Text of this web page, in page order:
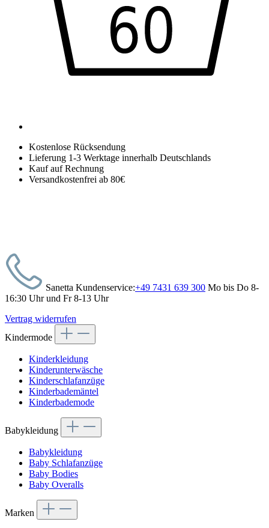
Kostenlose Rücksendung
Lieferung 1-3 Werktage innerhalb Deutschlands
Kauf auf Rechnung
Versandkostenfrei ab 80€
Sanetta Kundenservice:+49 7431 639 300 Mo bis Do 8-
16:30 Uhr und Fr 8-13 Uhr
Vertrag widerrufen
Kindermode
Kinderkleidung
Kinderunterwäsche
Kinderschlafanzüge
Kinderbademäntel
Kinderbademode
Babykleidung
Babykleidung
Baby Schlafanzüge
Baby Bodies
Baby Overalls
Marken